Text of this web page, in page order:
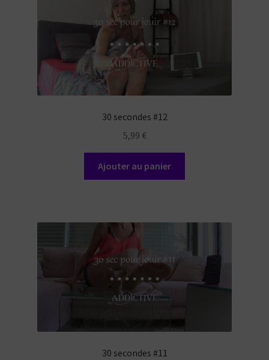
30 secondes #12
5,99 €
Ajouter au panier
30 secondes #11